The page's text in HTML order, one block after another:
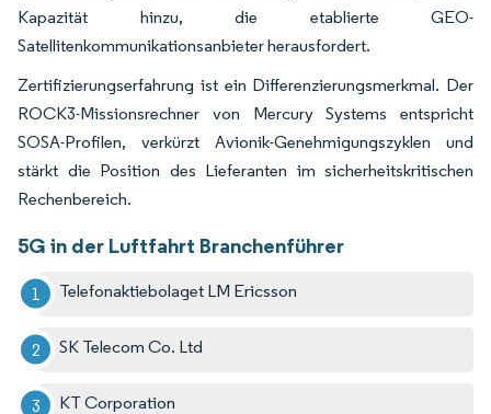
Kapazität hinzu, die etablierte GEO-
Satellitenkommunikationsanbieter herausfordert.
Zertifizierungserfahrung ist ein Differenzierungsmerkmal. Der
ROCK3-Missionsrechner von Mercury Systems entspricht
SOSA-Profilen, verkürzt Avionik-Genehmigungszyklen und
stärkt die Position des Lieferanten im sicherheitskritischen
Rechenbereich.
5G in der Luftfahrt Branchenführer
Telefonaktiebolaget LM Ericsson
SK Telecom Co. Ltd
KT Corporation